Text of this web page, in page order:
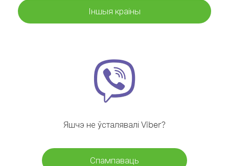
Іншыя краіны
Яшчэ не ўсталявалі Viber?
Спампаваць